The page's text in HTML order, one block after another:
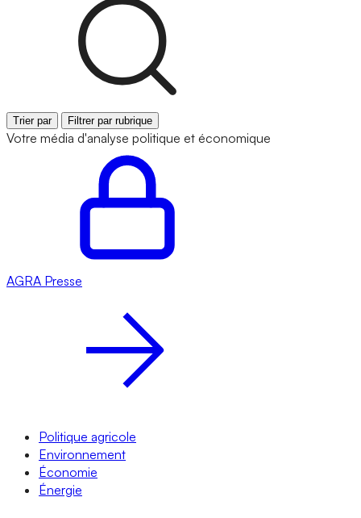
Trier par Filtrer par rubrique
Votre média d'analyse politique et économique
AGRA Presse
Politique agricole
Environnement
Économie
Énergie